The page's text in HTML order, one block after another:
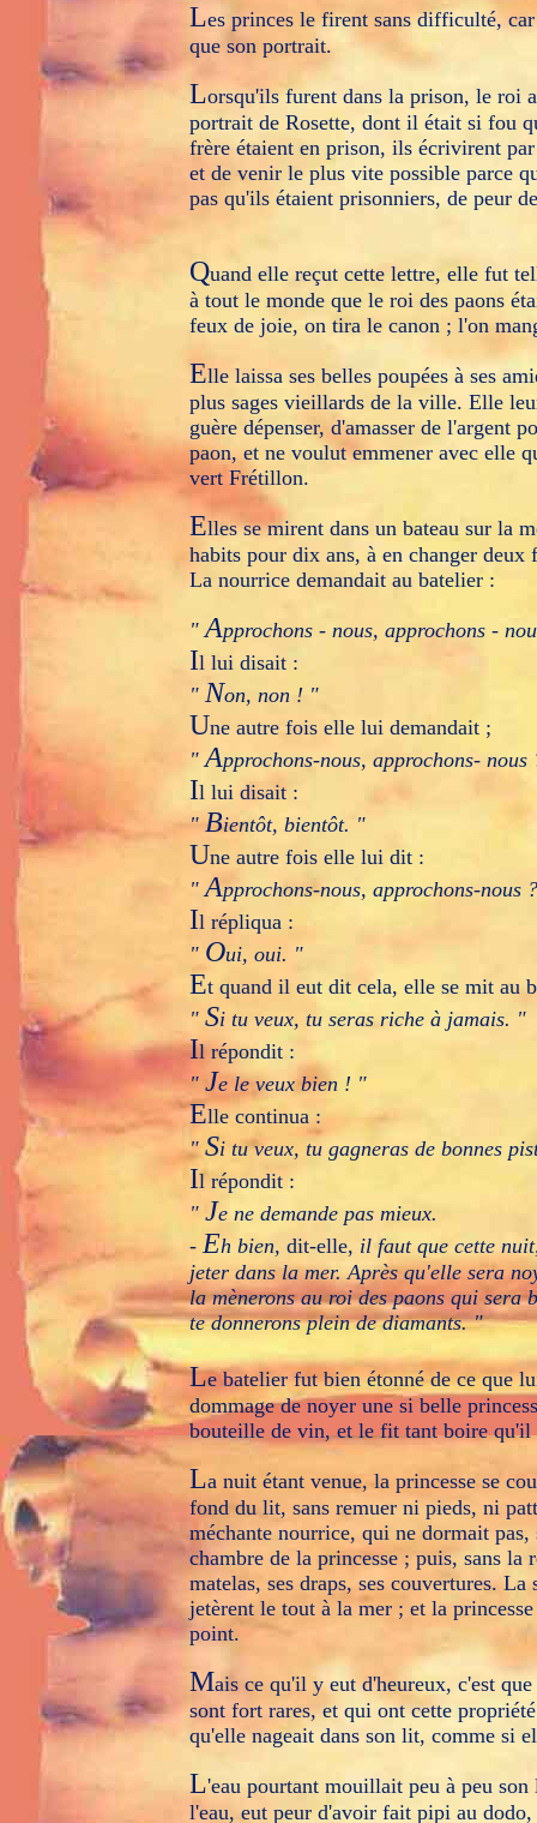
Les princes le firent sans difficulté,
que son portrait.
Lorsqu'ils furent dans la prison, le roi
portrait de Rosette, dont il était si fou
frère étaient en prison, ils écrivirent
et de venir le plus vite possible parce
pas qu'ils étaient prisonniers, de peur
Quand elle reçut cette lettre, elle fut
à tout le monde que le roi des paons
feux de joie, on tira le canon ; l'on
Elle laissa ses belles poupées à ses
plus sages vieillards de la ville. Elle
guère dépenser, d'amasser de l'argent
paon, et ne voulut emmener avec elle
vert Frétillon.
Elles se mirent dans un bateau sur la
habits pour dix ans, à en changer
La nourrice demandait au batelier :
"Approchons - nous, approchons -
Il lui disait :
" Non, non ! "
Une autre fois elle lui demandait ;
"Approchons-nous, approchons- nous
Il lui disait :
" Bientôt, bientôt. "
Une autre fois elle lui dit :
"Approchons-nous, approchons-nous
Il répliqua :
" Oui, oui. "
Et quand il eut dit cela, elle se mit au
" Si tu veux, tu seras riche à jamais. "
Il répondit :
" Je le veux bien ! "
Elle continua :
" Si tu veux, tu gagneras de bonnes
Il répondit :
" Je ne demande pas mieux.
-Eh bien, dit-elle, il faut que cette
jeter dans la mer. Après qu'elle sera
la mènerons au roi des paons qui sera
te donnerons plein de diamants. "
Le batelier fut bien étonné de ce que
dommage de noyer une si belle
bouteille de vin, et le fit tant boire qu'il
La nuit étant venue, la princesse se
fond du lit, sans remuer ni pieds, ni
méchante nourrice, qui ne dormait
chambre de la princesse ; puis, sans
matelas, ses draps, ses couvertures.
jetèrent le tout à la mer ; et la
point.
Mais ce qu'il y eut d'heureux, c'est
sont fort rares, et qui ont cette
qu'elle nageait dans son lit, comme si
L'eau pourtant mouillait peu à peu
l'eau, eut peur d'avoir fait pipi au dodo,